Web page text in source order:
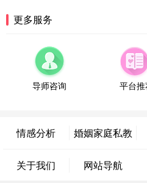
福建-厦门
微信用户 凌乱小
辽宁-大连
属情感方案
更多服务
导师咨询 平台
情感分析 婚姻家庭私教
关于我们 网站导航